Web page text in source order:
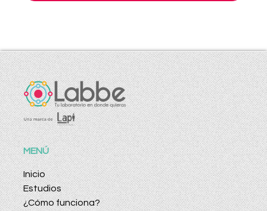
MENÚ
Inicio
Estudios
¿Cómo funciona?